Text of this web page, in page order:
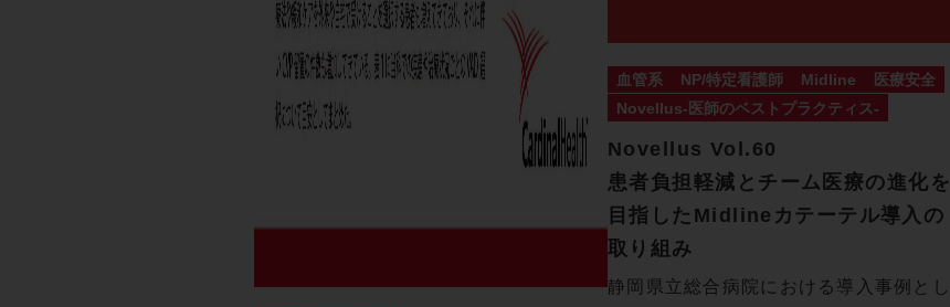
血管系 NP/特定看護師 Midline
医療安全
Novellus-医師のベストプラクティス-
Novellus Vol.60
患者負担軽減とチーム医療の進化を
目指したMidlineカテーテル導入の
取り組み
静岡県立総合病院における導入事例とし